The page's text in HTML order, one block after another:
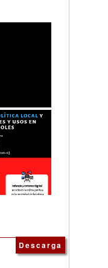
Descarga